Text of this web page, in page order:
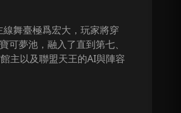
舞臺極爲宏大，玩家將穿
夢池，融入了直到第七、
主以及聯盟天王的AI與陣容